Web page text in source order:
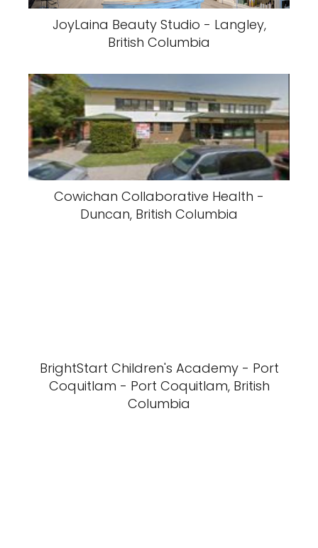
JoyLaina Beauty Studio - Langley,
British Columbia
Cowichan Collaborative Health -
Duncan, British Columbia
BrightStart Children's Academy - Port
Coquitlam - Port Coquitlam, British
Columbia